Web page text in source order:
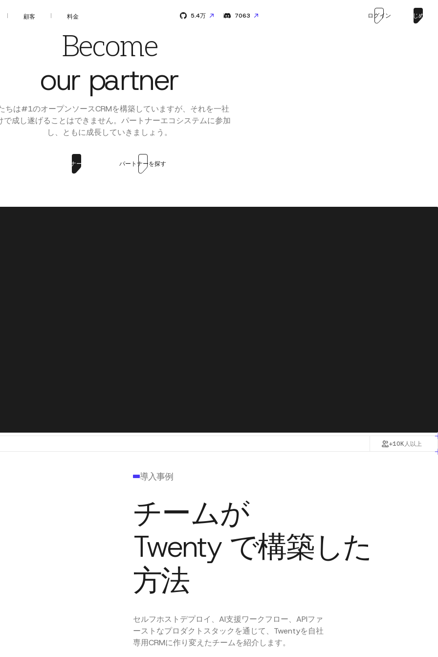
顧客 料金 5.4万 7063 ログイン はじめる
Become
our partner
ちは#1のオープンソースCRMを構築していますが、それを一社
で成し遂げることはできません。パートナーエコシステムに参加
し、ともに成長していきましょう。
パートナーになる パートナーを探す
+10K人以上
導入事例
チームが
Twenty で構築した
方法
セルフホストデプロイ、AI支援ワークフロー、APIファ
ーストなプロダクトスタックを通じて、Twentyを自社
専用CRMに作り変えたチームを紹介します。